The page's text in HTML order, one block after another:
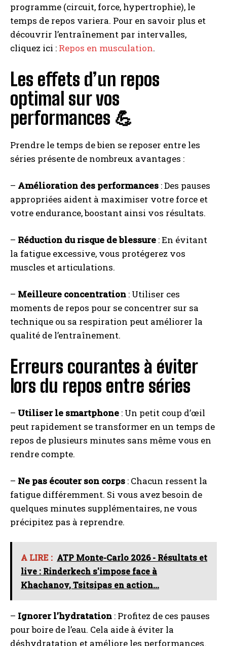
I WANT IN
programme (circuit, force, hypertrophie), le
temps de repos variera. Pour en savoir plus et
découvrir l’entraînement par intervalles,
cliquez ici : Repos en musculation.
Les effets d’un repos
optimal sur vos
performances 💪
Prendre le temps de bien se reposer entre les
séries présente de nombreux avantages :
– Amélioration des performances : Des pauses
appropriées aident à maximiser votre force et
votre endurance, boostant ainsi vos résultats.
– Réduction du risque de blessure : En évitant
la fatigue excessive, vous protégerez vos
muscles et articulations.
– Meilleure concentration : Utiliser ces
moments de repos pour se concentrer sur sa
technique ou sa respiration peut améliorer la
qualité de l’entraînement.
Erreurs courantes à éviter
lors du repos entre séries
– Utiliser le smartphone : Un petit coup d’œil
peut rapidement se transformer en un temps de
repos de plusieurs minutes sans même vous en
rendre compte.
– Ne pas écouter son corps : Chacun ressent la
fatigue différemment. Si vous avez besoin de
quelques minutes supplémentaires, ne vous
précipitez pas à reprendre.
A LIRE : ATP Monte-Carlo 2026 - Résultats et
live : Rinderkech s'impose face à
Khachanov, Tsitsipas en action...
– Ignorer l’hydratation : Profitez de ces pauses
pour boire de l’eau. Cela aide à éviter la
déshydratation et améliore les performances.